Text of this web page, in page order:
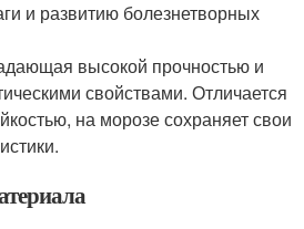
и развитию болезнетворных
высокой прочностью и
свойствами. Отличается
на морозе сохраняет свои